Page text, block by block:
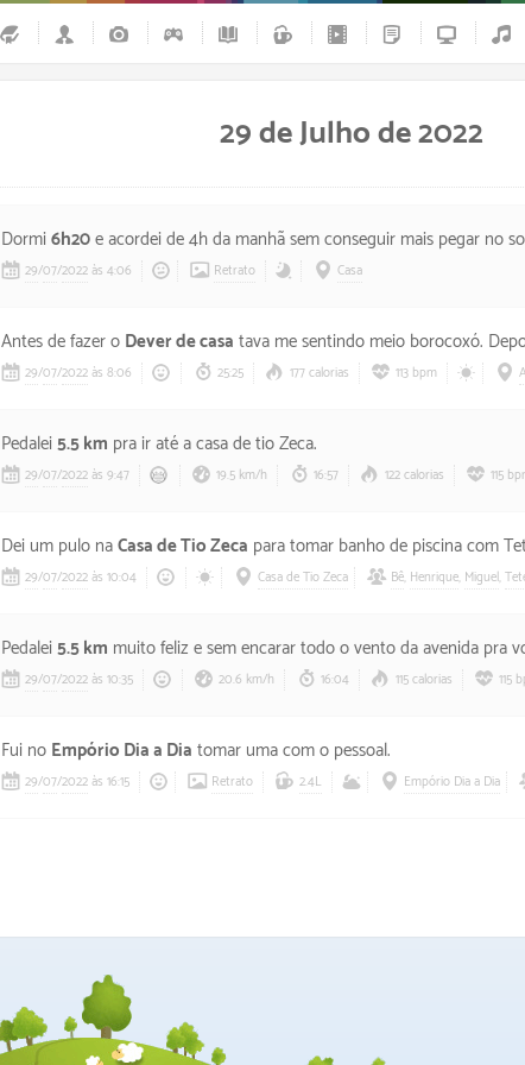
29 de Julho de 2022
Dormi6h20e acordei de 4h da manhã sem conseguir mais pegar no sono. Será coisa da cerveja? Pelo menos
29/07/2022 às 4:06 Retrato Casa
Antes de fazer o Dever de casa tava me sentindo meio borocoxó. Depois que fiz, tô
29/07/2022às 8:06 25:25 177 calorias 113 bpm
Pedalei5.5 km pra ir até a casa de tio Zeca.
29/07/2022 às 9:47 19.5 km/h 16:57 122 calorias 115
Dei um pulo naCasa de Tio Zeca para tomar banho de piscina com
29/07/2022às 10:04 Casa de Tio Zeca Bê Henrique Miguel
Pedalei5.5 km muito feliz e sem encarar todo o vento da avenida pra
29/07/2022 às 10:35 20.6 km/h 16:04 115 calorias 115
Fui no Empório Dia a Dia tomar uma com o pessoal.
29/07/2022às 16:15 Retrato 2.4L Empório Dia a Dia